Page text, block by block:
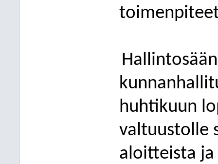
huhtikuun
valtuustolle
aloitteista